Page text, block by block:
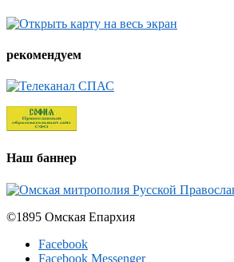
рекомендуем
Наш баннер
©1895 Омская Епархия
Facebook
Facebook Messenger